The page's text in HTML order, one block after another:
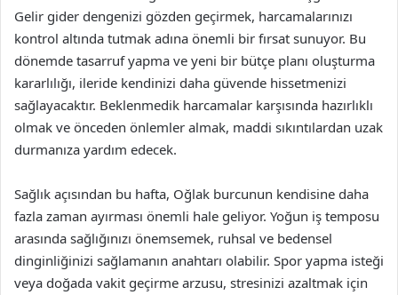
Gelir gider dengenizi gözden geçirmek, harcamalarınızı
kontrol altında tutmak adına önemli bir fırsat sunuyor. Bu
dönemde tasarruf yapma ve yeni bir bütçe planı oluşturma
kararlılığı, ileride kendinizi daha güvende hissetmenizi
sağlayacaktır. Beklenmedik harcamalar karşısında hazırlıklı
olmak ve önceden önlemler almak, maddi sıkıntılardan uzak
durmanıza yardım edecek.
Sağlık açısından bu hafta, Oğlak burcunun kendisine daha
fazla zaman ayırması önemli hale geliyor. Yoğun iş temposu
arasında sağlığınızı önemsemek, ruhsal ve bedensel
dinginliğinizi sağlamanın anahtarı olabilir. Spor yapma isteği
veya doğada vakit geçirme arzusu, stresinizi azaltmak için